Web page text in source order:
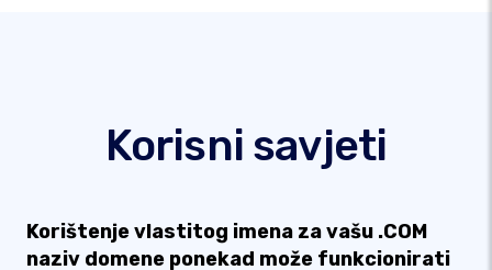
Korisni savjeti
Korištenje vlastitog imena za vašu .COM
naziv domene ponekad može funkcionirati